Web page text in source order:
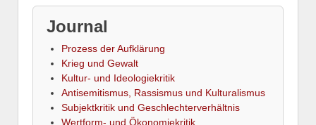
Journal
Prozess der Aufklärung
Krieg und Gewalt
Kultur- und Ideologiekritik
Antisemitismus, Rassismus und Kulturalismus
Subjektkritik und Geschlechterverhältnis
Wertform- und Ökonomiekritik